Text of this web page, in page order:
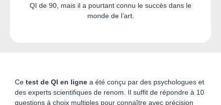
QI de 90, mais il a pourtant connu le succès dans le
monde de l’art.
Ce test de QI en ligne a été conçu par des psychologues et
des experts scientifiques de renom. Il suffit de répondre à 10
questions à choix multiples pour connaître avec précision